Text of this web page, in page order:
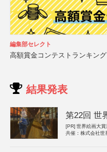
編集部セレクト
高額賞金コンテストランキング
結果発表
第22回 世
[PR] 世界絵画大
共催：株式会社世